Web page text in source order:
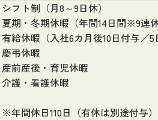
シフト制（月8～9日休）
夏期・冬期休暇（年間14日間※9連
有給休暇（入社6カ月後10日付与／5
慶弔休暇
産前産後・育児休暇
介護・看護休暇
※年間休日110日（有休は別途付与）